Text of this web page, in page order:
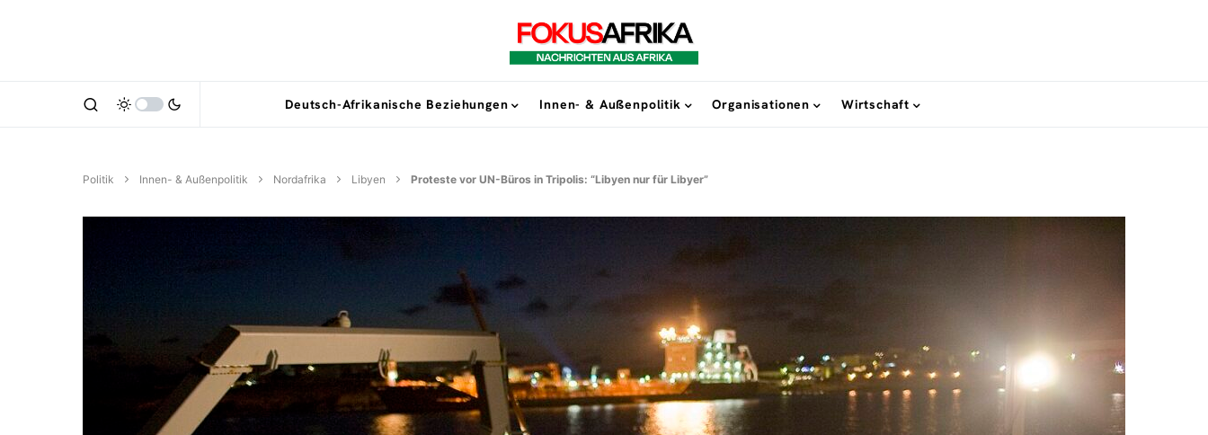
Deutsch-Afrikanische Beziehungen Innen- & Außenpolitik Organisationen Wirtschaft
Politik Innen- & Außenpolitik Nordafrika Libyen Proteste vor UN-Büros in Tripolis: “Libyen nur für Libyer”